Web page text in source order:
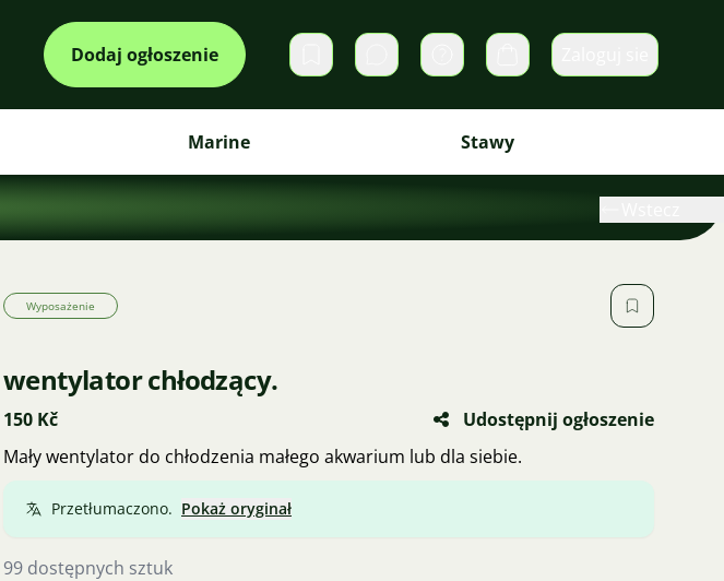
Dodaj ogłoszenie Prywatne wiadomości
Koszyk
Marine Stawy
Wyposażenie
wentylator chłodzący.
150 Kč
Udostępnij ogłoszenie
Mały wentylator do chłodzenia małego akwarium lub dla siebie.
Przetłumaczono. Pokaż oryginał
99 dostępnych sztuk